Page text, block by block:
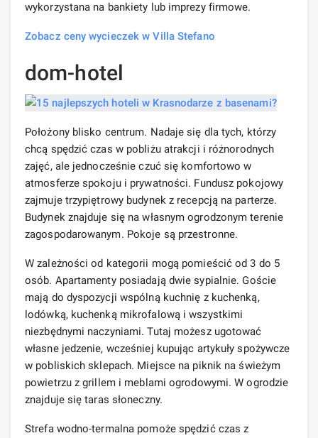
wykorzystana na bankiety lub imprezy firmowe.
Zobacz ceny wycieczek w Villa Stefano
dom-hotel
Położony blisko centrum. Nadaje się dla tych, którzy
chcą spędzić czas w pobliżu atrakcji i różnorodnych
zajęć, ale jednocześnie czuć się komfortowo w
atmosferze spokoju i prywatności. Fundusz pokojowy
zajmuje trzypiętrowy budynek z recepcją na parterze.
Budynek znajduje się na własnym ogrodzonym terenie
zagospodarowanym. Pokoje są przestronne.
W zależności od kategorii mogą pomieścić od 3 do 5
osób. Apartamenty posiadają dwie sypialnie. Goście
mają do dyspozycji wspólną kuchnię z kuchenką,
lodówką, kuchenką mikrofalową i wszystkimi
niezbędnymi naczyniami. Tutaj możesz ugotować
własne jedzenie, wcześniej kupując artykuły spożywcze
w pobliskich sklepach. Miejsce na piknik na świeżym
powietrzu z grillem i meblami ogrodowymi. W ogrodzie
znajduje się taras słoneczny.
Strefa wodno-termalna pomoże spędzić czas z